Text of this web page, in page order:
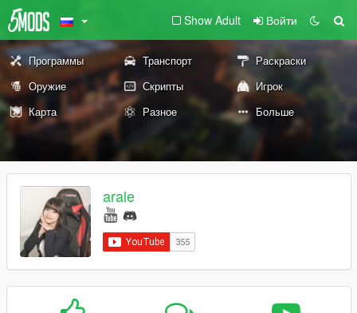
Show Adult Войти
Программы Транспорт
Раскраски
Оружие
Скрипты
Игрок
Карта
Разное Больше
arale